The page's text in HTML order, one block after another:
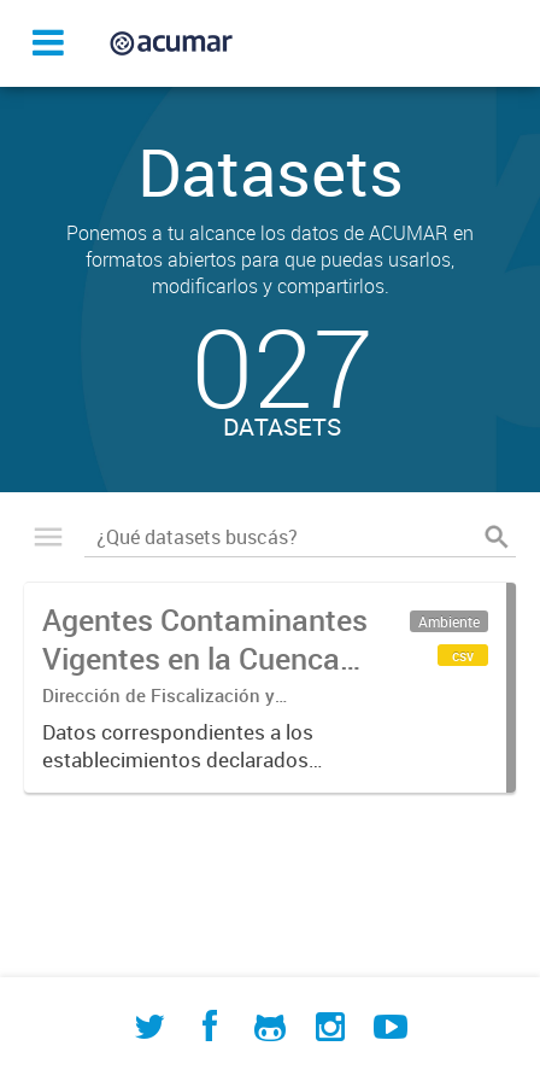
Datasets
Ponemos a tu alcance los datos de ACUMAR en
formatos abiertos para que puedas usarlos,
modificarlos y compartirlos.
027
DATASETS
Agentes Contaminantes
Vigentes en la Cuenca
Matanza Riachuelo
(2017-2023)
Dirección de Fiscalización y
Adecuación Ambiental
Datos correspondientes a los
establecimientos declarados
"Agentes Contaminantes" por
Ambiente
csv